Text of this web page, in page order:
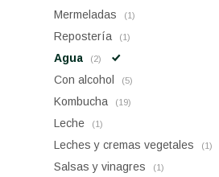
Mermeladas (1)
Repostería (1)
Agua (2)
Con alcohol (5)
Kombucha (19)
Leche (1)
Leches y cremas vegetales (1)
Salsas y vinagres (1)